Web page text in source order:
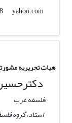
sharifi1738
yahoo.com
هیات تحریریه
فلسفه غرب
استاد، گروه